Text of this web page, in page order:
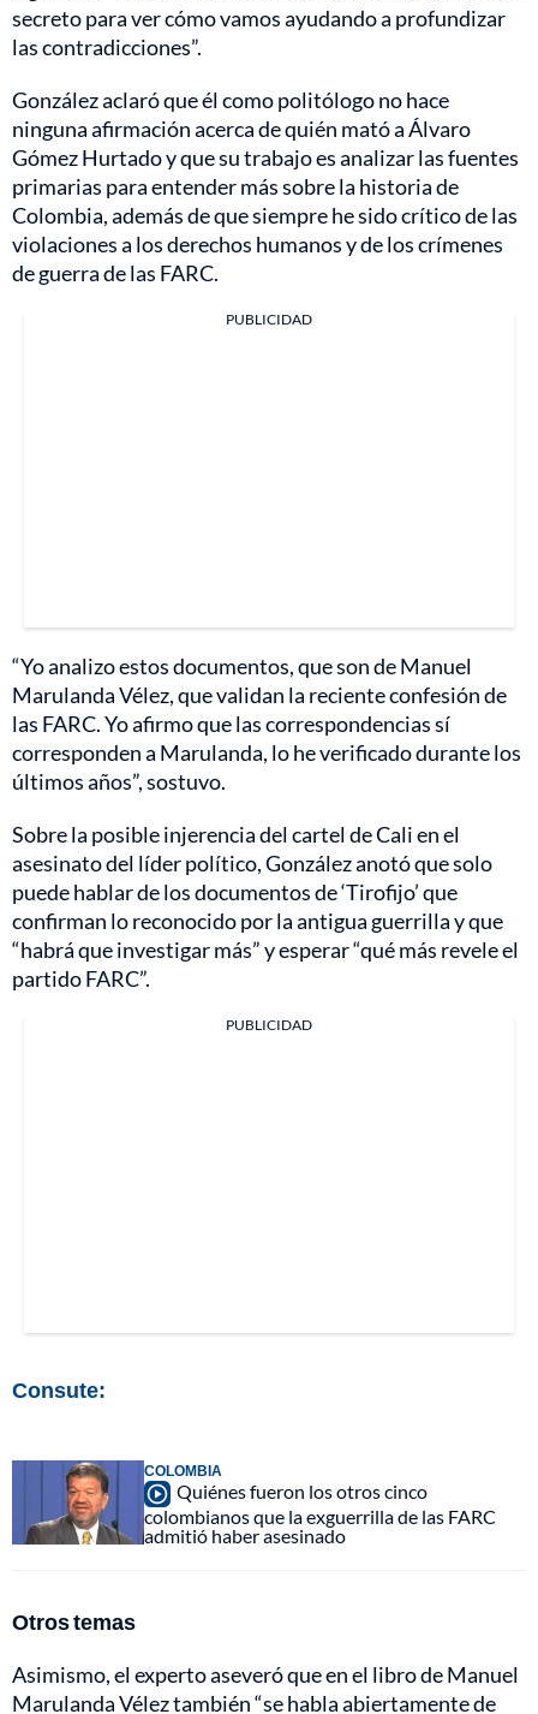
secreto para ver cómo vamos ayudando a profundizar
las contradicciones”.
González aclaró que él como politólogo no hace
ninguna afirmación acerca de quién mató a Álvaro
Gómez Hurtado y que su trabajo es analizar las fuentes
primarias para entender más sobre la historia de
Colombia, además de que siempre he sido crítico de las
violaciones a los derechos humanos y de los crímenes
de guerra de las FARC.
PUBLICIDAD
“Yo analizo estos documentos, que son de Manuel
Marulanda Vélez, que validan la reciente confesión de
las FARC. Yo afirmo que las correspondencias sí
corresponden a Marulanda, lo he verificado durante los
últimos años”, sostuvo.
Sobre la posible injerencia del cartel de Cali en el
asesinato del líder político, González anotó que solo
puede hablar de los documentos de ‘Tirofijo’ que
confirman lo reconocido por la antigua guerrilla y que
“habrá que investigar más” y esperar “qué más revele el
partido FARC”.
PUBLICIDAD
Consute:
COLOMBIA
Quiénes fueron los otros cinco
colombianos que la exguerrilla de las FARC
admitió haber asesinado
Otros temas
Asimismo, el experto aseveró que en el libro de Manuel
Marulanda Vélez también “se habla abiertamente de